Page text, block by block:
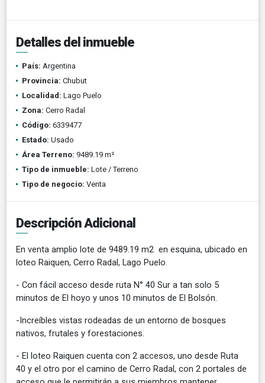
Detalles del inmueble
País: Argentina
Provincia: Chubut
Localidad: Lago Puelo
Zona: Cerro Radal
Código: 6339477
Estado: Usado
Área Terreno: 9489.19 m²
Tipo de inmueble: Lote / Terreno
Tipo de negocio: Venta
Descripción Adicional
En venta amplio lote de 9489.19 m2 en esquina, ubicado en
loteo Raiquen, Cerro Radal, Lago Puelo.
- Con fácil acceso desde ruta N° 40 Sur a tan solo 5
minutos de El hoyo y unos 10 minutos de El Bolsón.
-Increíbles vistas rodeadas de un entorno de bosques
nativos, frutales y forestaciones.
- El loteo Raiquen cuenta con 2 accesos, uno desde Ruta
40 y el otro por el camino de Cerro Radal, con 2 portales de